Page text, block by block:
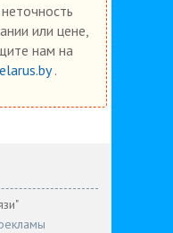
или цене,
нам на
.